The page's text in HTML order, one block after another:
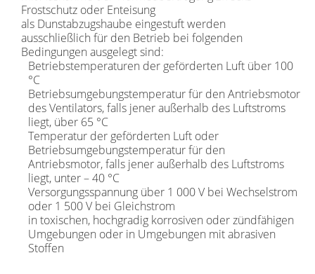
Frostschutz oder Enteisung
als Dunstabzugshaube eingestuft werden
ausschließlich für den Betrieb bei folgenden
Bedingungen ausgelegt sind:
Betriebstemperaturen der geförderten Luft über 100
°C
Betriebsumgebungstemperatur für den Antriebsmotor
des Ventilators, falls jener außerhalb des Luftstroms
liegt, über 65 °C
Temperatur der geförderten Luft oder
Betriebsumgebungstemperatur für den
Antriebsmotor, falls jener außerhalb des Luftstroms
liegt, unter – 40 °C
Versorgungsspannung über 1 000 V bei Wechselstrom
oder 1 500 V bei Gleichstrom
in toxischen, hochgradig korrosiven oder zündfähigen
Umgebungen oder in Umgebungen mit abrasiven
Stoffen